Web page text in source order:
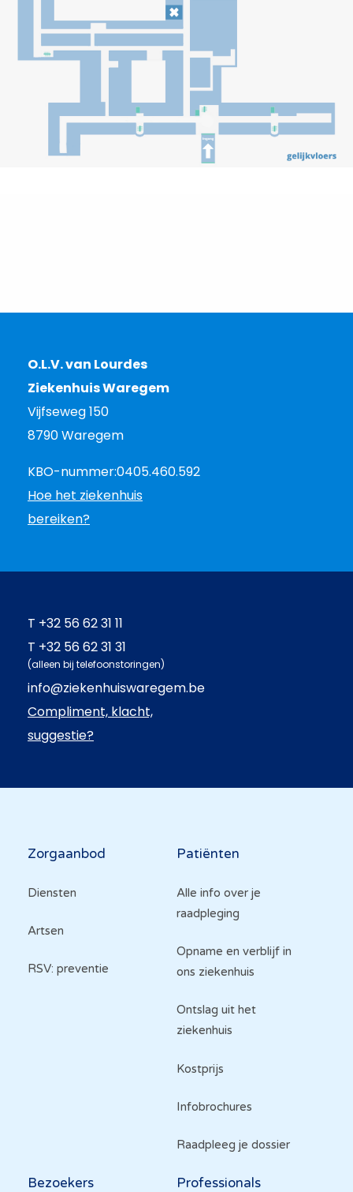
O.L.V. van Lourdes
Ziekenhuis Waregem
Vijfseweg 150
8790 Waregem
KBO-nummer:0405.460.592
Hoe het ziekenhuis
bereiken?
T +32 56 62 31 11
T +32 56 62 31 31
(alleen bij telefoonstoringen)
info@ziekenhuiswaregem.be
Compliment, klacht,
suggestie?
Hoofdnavigatie
Zorgaanbod
Diensten
Artsen
RSV: preventie
Patiënten
Alle info over je
raadpleging
Opname en verblijf in
ons ziekenhuis
Ontslag uit het
ziekenhuis
Kostprijs
Infobrochures
Raadpleeg je dossier
Bezoekers Professionals